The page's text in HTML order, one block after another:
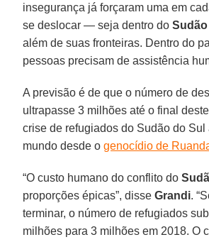
insegurança já forçaram uma em
se deslocar — seja dentro doSudão
além de suas fronteiras. Dentro do
pessoas precisam de assistência
A previsão é de que o número de
ultrapasse 3 milhões até o final
crise de refugiados do Sudão do Sul
mundo desde ogenocídio de
“O custo humano do conflito do
proporções épicas”, disseGrandi.
terminar, o número de refugiados
milhões para 3 milhões em 2018. O